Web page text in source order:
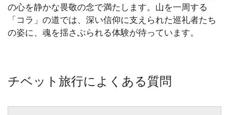
の心を静かな畏敬の念で満たします。山を一周する
「コラ」の道では、深い信仰に支えられた巡礼者たち
の姿に、魂を揺さぶられる体験が待っています。
チベット旅行によくある質問